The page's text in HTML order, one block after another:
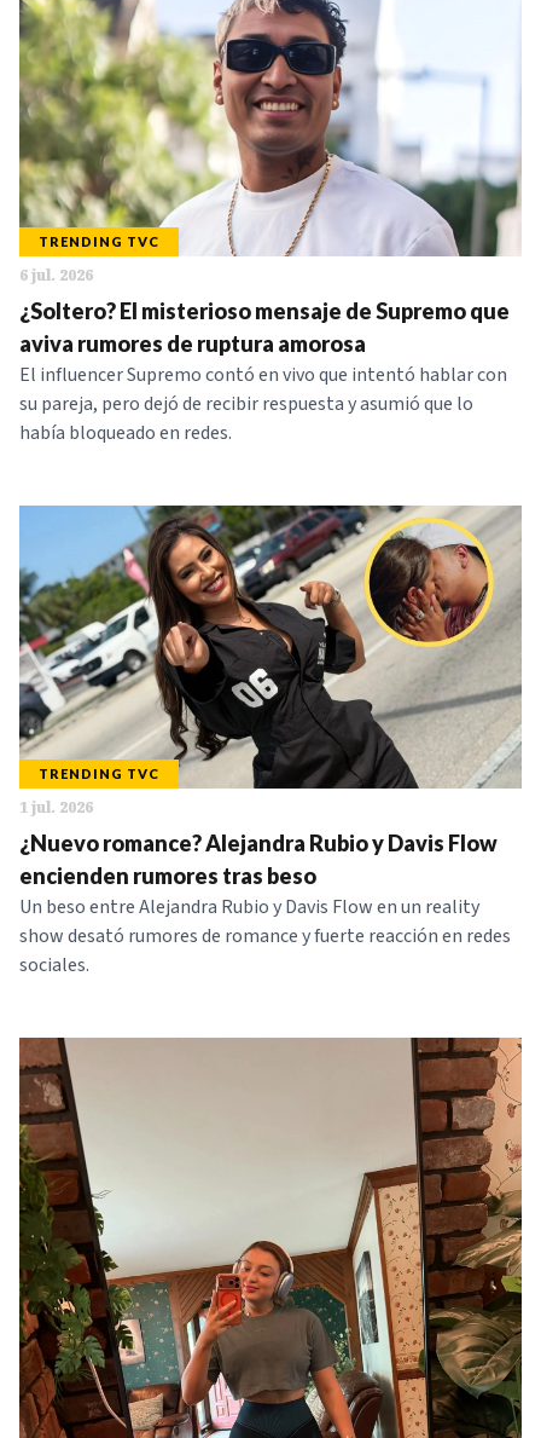
TRENDING TVC
6 jul. 2026
¿Soltero? El misterioso mensaje de Supremo que
aviva rumores de ruptura amorosa
El influencer Supremo contó en vivo que intentó hablar con
su pareja, pero dejó de recibir respuesta y asumió que lo
había bloqueado en redes.
TRENDING TVC
1 jul. 2026
¿Nuevo romance? Alejandra Rubio y Davis Flow
encienden rumores tras beso
Un beso entre Alejandra Rubio y Davis Flow en un reality
show desató rumores de romance y fuerte reacción en redes
sociales.